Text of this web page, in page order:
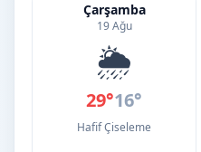
Çarşamba
19 Ağu
🌦️
29°16°
Hafif Çiseleme